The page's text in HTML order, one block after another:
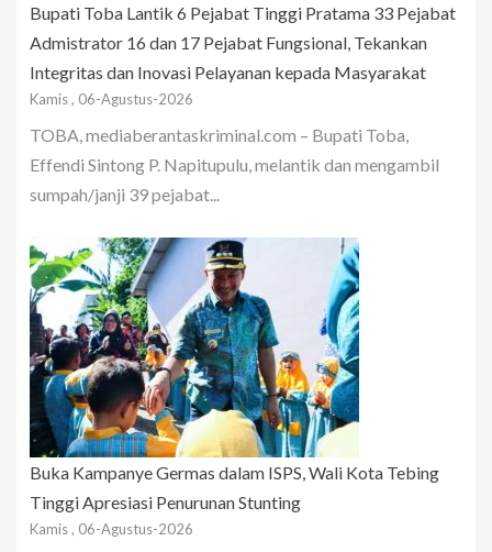
Bupati Toba Lantik 6 Pejabat Tinggi Pratama 33 Pejabat
Admistrator 16 dan 17 Pejabat Fungsional, Tekankan
Integritas dan Inovasi Pelayanan kepada Masyarakat
Kamis , 06-Agustus-2026
TOBA, mediaberantaskriminal.com – Bupati Toba,
Effendi Sintong P. Napitupulu, melantik dan mengambil
sumpah/janji 39 pejabat...
Buka Kampanye Germas dalam ISPS, Wali Kota Tebing
Tinggi Apresiasi Penurunan Stunting
Kamis , 06-Agustus-2026